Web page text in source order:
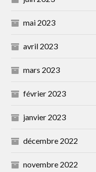
mai 2023
avril 2023
mars 2023
février 2023
janvier 2023
décembre 2022
novembre 2022